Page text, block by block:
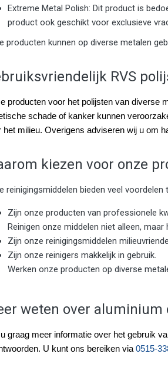
Extreme Metal Polish: Dit product is
product ook geschikt voor exclusieve
producten kunnen op diverse metalen
RVS
producten voor het polijsten van diverse
schade of kanker kunnen
het milieu. Overigens adviseren wij u om
kiezen voor onze
reinigingsmiddelen bieden veel
Zijn onze producten van professionele
Reinigen onze middelen niet alleen,
Zijn onze reinigingsmiddelen
Zijn onze reinigers makkelijk in gebruik.
Werken onze producten op diverse
weten over aluminium
graag meer informatie over het gebruik
U kunt ons bereiken via 0515-